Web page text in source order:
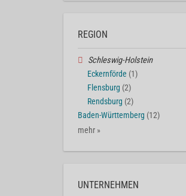
REGION
Schleswig-Holstein
Eckernförde (1)
Flensburg (2)
Rendsburg (2)
Baden-Württemberg (12)
mehr »
UNTERNEHMEN